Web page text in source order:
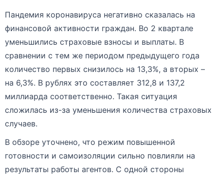
Пандемия коронавируса негативно сказалась на
финансовой активности граждан. Во 2 квартале
уменьшились страховые взносы и выплаты. В
сравнении с тем же периодом предыдущего года
количество первых снизилось на 13,3%, а вторых –
на 6,3%. В рублях это составляет 312,8 и 137,2
миллиарда соответственно. Такая ситуация
сложилась из-за уменьшения количества страховых
случаев.
В обзоре уточнено, что режим повышенной
готовности и самоизоляции сильно повлияли на
результаты работы агентов. С одной стороны